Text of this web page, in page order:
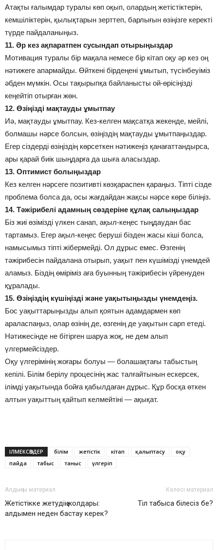
Атақты ғалымдар туралы көп оқып, олардың жетістіктерін,
кемшіліктерін, қылықтарын зерттеп, барлығын өзіңізге керекті
түрде пайдаланыңыз.
11. Әр кез ақпаратпен сусындап отырыңыздар
Мотивация туралы бір мақала немесе бір кітап оқу әр кез оң
нәтижеге апармайды. Өйткені бірдеңені ұмытып, түсінбеуіміз
әбден мүмкін. Осы тақырыпқа байланысты ой-өрісіңізді
кеңейтіп отырған жөн.
12. Өзіңізді мақтауды ұмытпау
Иә, мақтауды ұмытпау. Кез-келген мақсатқа жекенде, мейлі,
болмашы нәрсе болсын, өзіңіздің мақтауды ұмытпаңыздар.
Егер сіздерді өзіңіздің көрсеткен нәтижеңіз қанағаттандырса,
ары қарай биік шыңдарға да шыға аласыздар.
13. Оптимист болыңыздар
Кез келген нәрсеге позитивті көзқараспен қараңыз. Тіпті сізде
проблема болса да, осы жағдайдан жақсы нәрсе көре біліңіз.
14. Тәжірибелі адамның сөздеріне құлақ салыңыздар
Біз жиі өзімізді үлкен санап, ақыл-кеңес тыңдаудан бас
тартамыз. Егер ақыл-кеңес беруші бізден жасы кіші болса,
намысымыз тіпті жібермейді. Ол дұрыс емес. Өзгенің
тәжірибесін пайдалана отырып, уақыт пен күшімізді үнемдей
аламыз. Біздің өміріміз аға буынның тәжірибесін үйренуден
құралады.
15. Өзіңіздің күшіңізді және уақытыңызды үнемдеңіз.
Бос уақыттарыңызды алып қоятын адамдармен көп
араласпаңыз, олар өзінің де, өзгенің де уақытын сарп етеді.
Нәтижесінде не бітірген шаруа жоқ, не дем алып
үлгермейсіздер.
Оқу үлгерімінің жоғары болуы — болашақтағы табыстың
кепілі. Білім берілу процесінің жас талғайтынын ескерсек,
ілімді уақытында бойға қабылдаған дұрыс. Құр босқа өткен
алтын уақыттың қайтып келмейтіні — ақықат.
ІЛМЕКСӨЗДЕР білім жетістік кітап қалыптасу
оқу
пайда
табыс таныс үлгеріп
Алдыңғы материал
Жетістікке жетудің жолдары:
алдымен неден бастау керек?
Келесі материал
Тіл табыса білесіз бе?